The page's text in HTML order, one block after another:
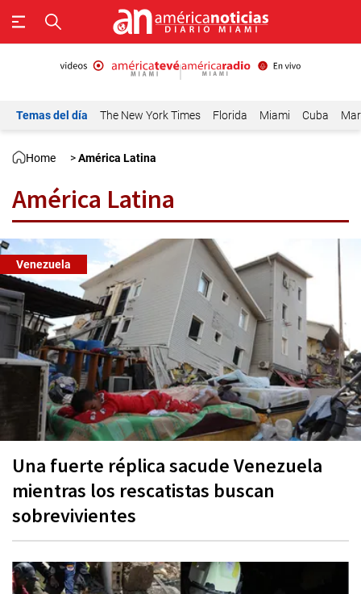
Temas del día The New York Times Florida Miami Cuba
Home >América Latina
América Latina
Venezuela
Una fuerte réplica sacude Venezuela
mientras los rescatistas buscan
sobrevivientes